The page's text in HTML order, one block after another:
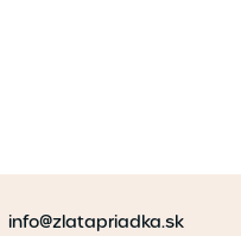
info@zlatapriadka.sk